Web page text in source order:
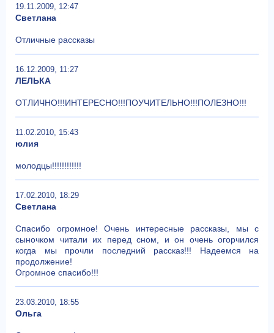
19.11.2009, 12:47
Светлана
Отличные рассказы
16.12.2009, 11:27
ЛЕЛЬКА
ОТЛИЧНО!!!ИНТЕРЕСНО!!!ПОУЧИТЕЛЬНО!!!ПОЛЕЗНО!!!
11.02.2010, 15:43
юлия
молодцы!!!!!!!!!!!!
17.02.2010, 18:29
Светлана
Спасибо огромное! Очень интересные рассказы, мы с
сыночком читали их перед сном, и он очень огорчился
когда мы прочли последний рассказ!!! Надеемся на
продолжение!
Огромное спасибо!!!
23.03.2010, 18:55
Ольга